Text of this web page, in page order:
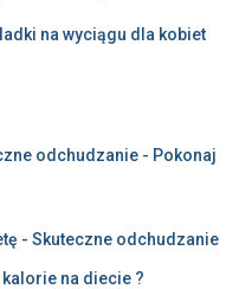
na wyciągu dla kobiet
odchudzanie - Pokonaj
- Skuteczne odchudzanie
na diecie ?